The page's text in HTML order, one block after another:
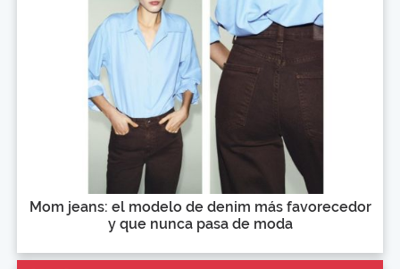
Mom jeans: el modelo de denim más favorecedor
y que nunca pasa de moda